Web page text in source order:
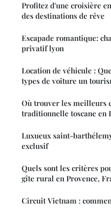
Profitez d'une croisière
des destinations de rêve
Escapade romantique:
privatif lyon
Location de véhicule :
types de voiture un
Où trouver les meilleurs
traditionnelle toscane en
Luxueux saint-
exclusif
Quels sont les critères
gîte rural en Provence,
Circuit Vietnam :